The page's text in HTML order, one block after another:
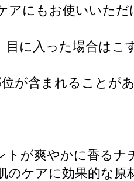
にもお使いいた
に入った場合は
が含まれることが
が爽やかに香る
ケアに効果的な